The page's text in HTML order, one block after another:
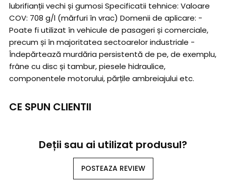
lubrifianții vechi și gumosi Specificatii tehnice: Valoare
COV: 708 g/l (mărfuri în vrac) Domenii de aplicare: -
Poate fi utilizat în vehicule de pasageri și comerciale,
precum și în majoritatea sectoarelor industriale -
Îndepărtează murdăria persistentă de pe, de exemplu,
frâne cu disc și tambur, piesele hidraulice,
componentele motorului, părțile ambreiajului etc.
CE SPUN CLIENTII
Deții sau ai utilizat produsul?
POSTEAZA REVIEW